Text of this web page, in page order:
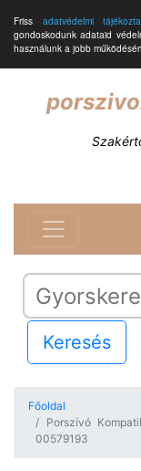
Friss adatvédelmi
gondoskodunk adataid
használunk a jobb
Keresés
Főoldal
Porszívó
00579193